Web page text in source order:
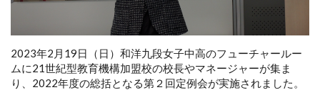
2023年2月19日（日）和洋九段女子中高のフューチャールー
ムに21世紀型教育機構加盟校の校長やマネージャーが集ま
り、2022年度の総括となる第２回定例会が実施されました。